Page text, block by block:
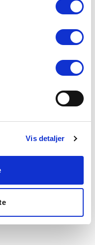
cookies under
til vores Cookiepolitik,
Vis detaljer